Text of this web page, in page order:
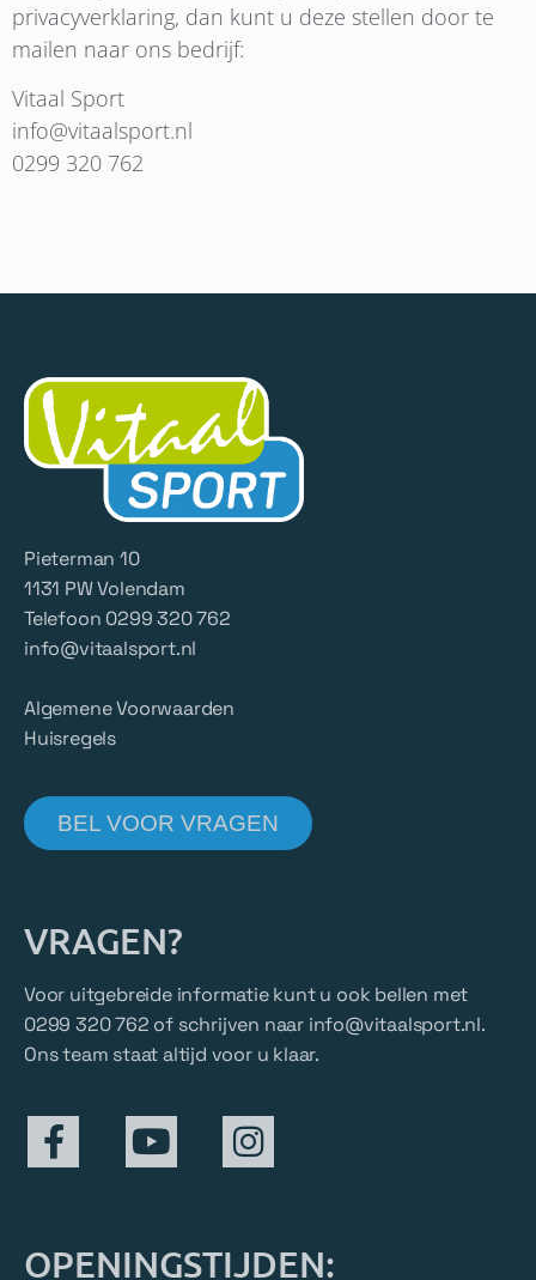
privacyverklaring, dan kunt u deze stellen door te
mailen naar ons bedrijf:
Vitaal Sport
info@vitaalsport.nl
0299 320 762
Pieterman 10
1131 PW Volendam
Telefoon 0299 320 762
info@vitaalsport.nl
Algemene Voorwaarden
Huisregels
BEL VOOR VRAGEN
VRAGEN?
Voor uitgebreide informatie kunt u ook bellen met
0299 320 762 of schrijven naar info@vitaalsport.nl .
Ons team staat altijd voor u klaar.
OPENINGSTIJDEN: